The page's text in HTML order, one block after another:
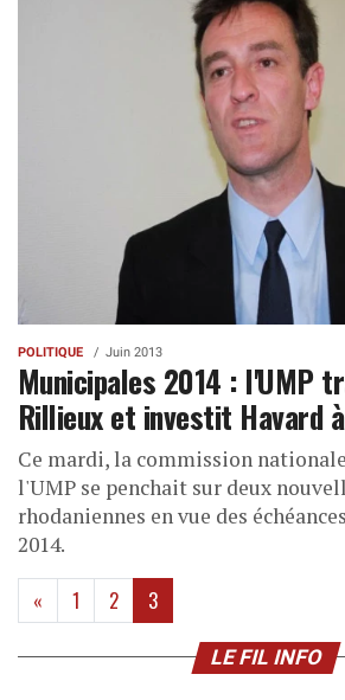
POLITIQUE Juin 2013
Municipales 2014 : l'UMP
Rillieux et investit Havard
Ce mardi, la commission
l'UMP se penchait sur deux
rhodaniennes en vue des
2014.
« 1 2 3(current)
LE FIL INFO